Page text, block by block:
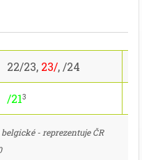
22/23, 23/, /24
/213
- reprezentuje ČR